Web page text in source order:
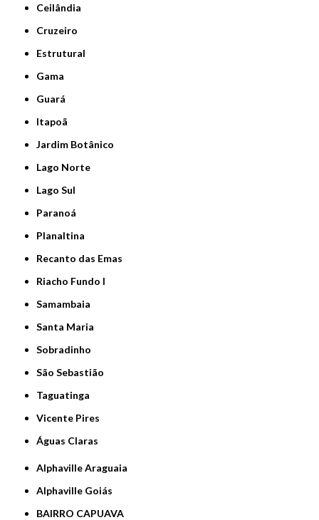
Ceilândia
Cruzeiro
Estrutural
Gama
Guará
Itapoã
Jardim Botânico
Lago Norte
Lago Sul
Paranoá
Planaltina
Recanto das Emas
Riacho Fundo I
Samambaia
Santa Maria
Sobradinho
São Sebastião
Taguatinga
Vicente Pires
Águas Claras
Alphaville Araguaia
Alphaville Goiás
BAIRRO CAPUAVA